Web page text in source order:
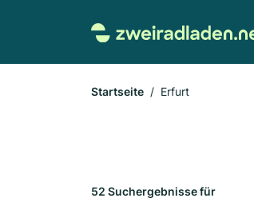
Startseite Erfurt
52 Suchergebnisse für